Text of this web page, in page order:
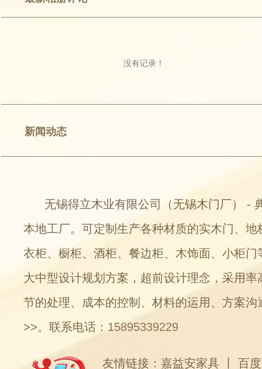
没有记录！
新闻动态
无锡得立木业有限公司（无锡木门厂） -
本地工厂。可定制生产各种材质的实木门、
衣柜、橱柜、酒柜、餐边柜、木饰面、小柜
大中型设计规划方案，超前设计理念，采用
节的处理、成本的控制、材料的运用、方案
>>。联系电话： 15895339229
友情链接： 嘉益安家具
百